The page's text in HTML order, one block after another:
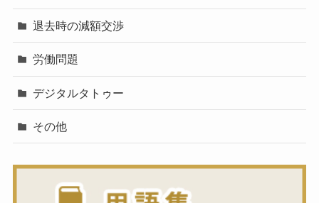
退去時の減額交渉
労働問題
デジタルタトゥー
その他